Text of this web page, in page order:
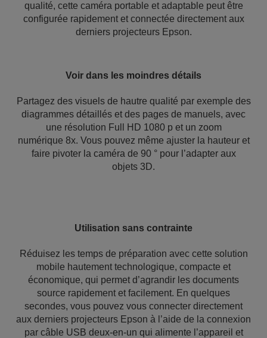
qualité, cette caméra portable et adaptable peut être
configurée rapidement et connectée directement aux
derniers projecteurs Epson.
Voir dans les moindres détails
Partagez des visuels de hautre qualité par exemple des
diagrammes détaillés et des pages de manuels, avec
une résolution Full HD 1080 p et un zoom
numérique 8x. Vous pouvez même ajuster la hauteur et
faire pivoter la caméra de 90 ° pour l’adapter aux
objets 3D.
Utilisation sans contrainte
Réduisez les temps de préparation avec cette solution
mobile hautement technologique, compacte et
économique, qui permet d’agrandir les documents
source rapidement et facilement. En quelques
secondes, vous pouvez vous connecter directement
aux derniers projecteurs Epson à l’aide de la connexion
par câble USB deux-en-un qui alimente l’appareil et